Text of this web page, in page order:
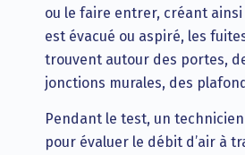
ou le faire entrer, créant ainsi
est évacué ou aspiré, les
trouvent autour des portes,
jonctions murales, des
Pendant le test, un
pour évaluer le débit d’air à